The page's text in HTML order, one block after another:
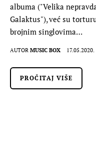
albuma ("Velika
Galaktus"), već su
brojnim singlovima…
AUTOR MUSIC BOX 17.05.2020.
PROČITAJ VIŠE